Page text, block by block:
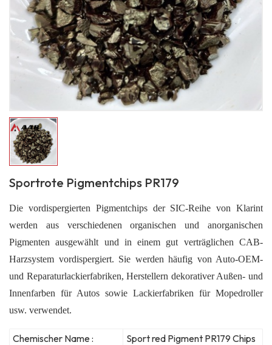
Sportrote Pigmentchips PR179
Die vordispergierten Pigmentchips der SIC-Reihe von Klarint
werden aus verschiedenen organischen und anorganischen
Pigmenten ausgewählt und in einem gut verträglichen CAB-
Harzsystem vordispergiert. Sie werden häufig von Auto-OEM-
und Reparaturlackierfabriken, Herstellern dekorativer Außen- und
Innenfarben für Autos sowie Lackierfabriken für Mopedroller
usw. verwendet.
Chemischer Name : Sport red Pigment PR179 Chips